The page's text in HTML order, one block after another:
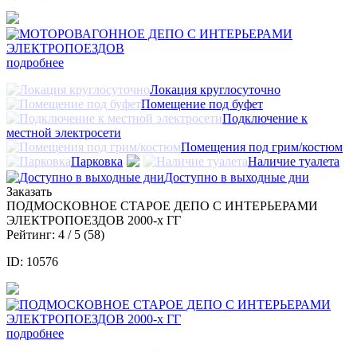
подробнее
Локация круглосуточно
Помещение под буфет
Подключение к
местной электросети
Помещения под грим/костюм
Парковка
Наличие туалета
Доступно в выходные дни
Заказать
ПОДМОСКОВНОЕ СТАРОЕ ДЕПО С ИНТЕРЬЕРАМИ
ЭЛЕКТРОПОЕЗДОВ 2000-х ГГ
Рейтинг: 4 / 5 (58)
ID: 10576
подробнее